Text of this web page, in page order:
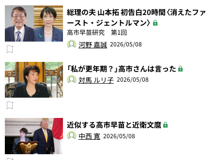
総理の夫 山本拓 初告白20時間〈消えたファ
ースト・ジェントルマン〉
高市早苗研究 第1回
河野 嘉誠 2026/05/08
「私が更年期？」高市さんは言った
対馬 ルリ子 2026/05/08
近似する高市早苗と近衛文麿
中西 寛 2026/05/08